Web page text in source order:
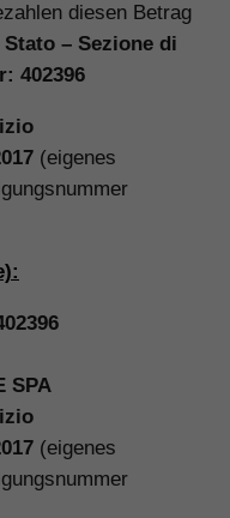
diesen Betrag
– Sezione di
402396
(eigenes
SPA
(eigenes